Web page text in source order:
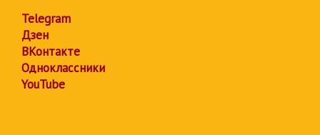
Telegram
Дзен
ВКонтакте
Одноклассники
YouTube